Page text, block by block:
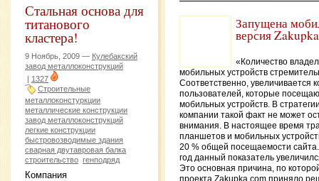
Стальная основа для
титанового
кластера!
9 Ноябрь, 2009 — Кулебакский
завод металлоконструкций
| 1327
Строительные
металлоконстуркции
металлические конструкции
завод металлоконструкций
легкие конструкции
быстровозводимые здания
сварная двутавровая балка
строительство генподряд
Компания
Запущена
версия
«Количество
мобильных устройств
Соответственно, увеличивается
пользователей, которые
мобильных устройств. В
компании такой факт не может
внимания. В настоящее время
планшетов и мобильных
20 % общей посещаемости
год данный показатель
Это основная причина, по
проекта Zakupka.com приняло